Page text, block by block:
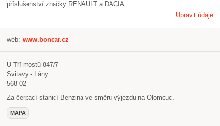
příslušenství značky RENAULT a DACIA.
Upravit údaje
web: www.boncar.cz
U Tří mostů 847/7
Svitavy - Lány
568 02
Za čerpací stanicí Benzina ve směru výjezdu na Olomouc.
MAPA